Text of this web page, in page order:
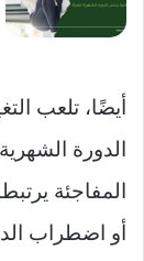
أيضًا، تلعب
الدورة
المفاجئة
أو اضطراب